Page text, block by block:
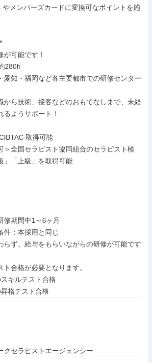
が可能です！
280h
愛知・福岡など各主要都市での研修センター
から技術、接客などのおもてなしまで、未経
ようサポート！
取得可能
＞全国セラピスト協同組合のセラピスト検
「上級」を取得可能
修期間中1～6ヶ月
件：本採用と同じ
らず、給与をもらいながらの研修が可能です
合格が必要となります。
キルテスト合格
クセラピストエージェンシー